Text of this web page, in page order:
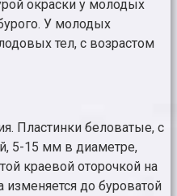
окраски у молодых
У молодых
тел, с возрастом
Пластинки беловатые, с
5-15 мм в диаметре,
краевой оторочкой на
до буроватой